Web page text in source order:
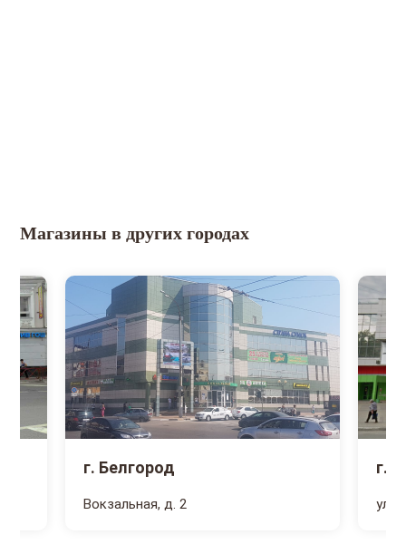
Магазины в других городах
г. Белгород
Вокзальная, д. 2
г.
ул.